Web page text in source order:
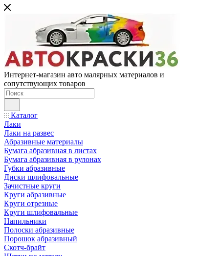
Интернет-магазин авто малярных материалов и
сопутствующих товаров
Каталог
Лаки
Лаки на развес
Абразивные материалы
Бумага абразивная в листах
Бумага абразивная в рулонах
Губки абразивные
Диски шлифовальные
Зачистные круги
Круги абразивные
Круги отрезные
Круги шлифовальные
Напильники
Полоски абразивные
Порошок абразивный
Скотч-брайт